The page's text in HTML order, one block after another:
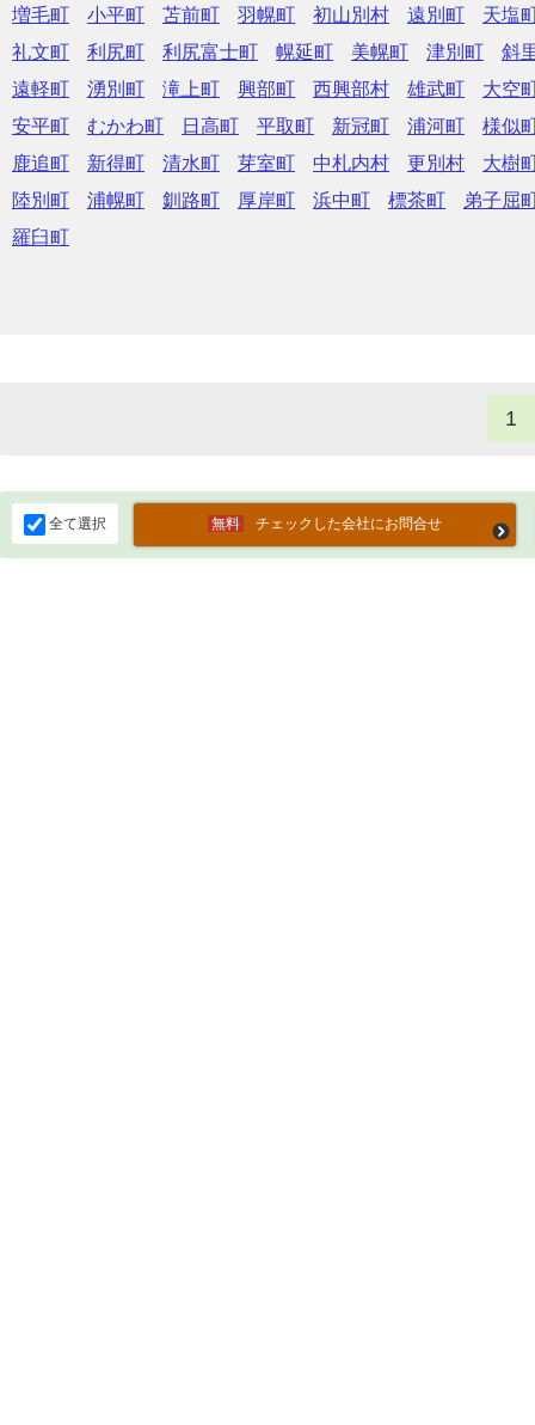
増毛町 小平町 苫前町 羽幌町 初山別村 遠別町
天塩
礼文町
利尻町 利尻富士町 幌延町 美幌町 津別町
斜
遠軽町
湧別町 滝上町 興部町 西興部村 雄武町
大空
安平町
むかわ町 日高町 平取町 新冠町 浦河町
様似
鹿追町
新得町 清水町 芽室町 中札内村 更別村
大樹
陸別町
浦幌町 釧路町 厚岸町 浜中町 標茶町
弟子屈
羅臼町
1
全て選択 チェックした会社にお問合せ